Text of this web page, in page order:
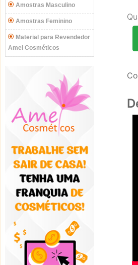
Amostras Masculino
Amostras Feminino
Material para Revendedor
Amei Cosméticos